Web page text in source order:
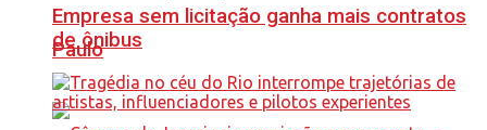
Paulo
Empresa sem licitação ganha mais contratos
de ônibus